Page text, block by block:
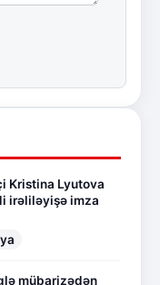
Kristina Lyutova
irəliləyişə imza
mübarizədən